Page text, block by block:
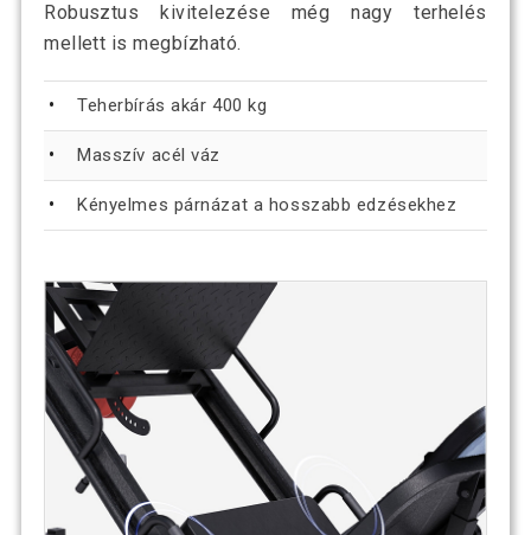
Robusztus kivitelezése még nagy terhelés
mellett is megbízható.
Teherbírás akár 400 kg
Masszív acél váz
Kényelmes párnázat a hosszabb edzésekhez